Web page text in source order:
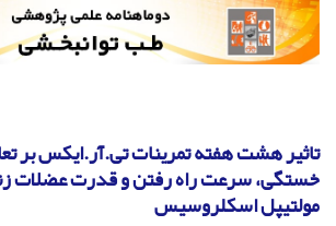
تاثیر هشت هفته تمرینات تی.آر.ایکس بر
خستگی، سرعت راه رفتن و قدرت عضلات
مولتیپل اسکلروسیس